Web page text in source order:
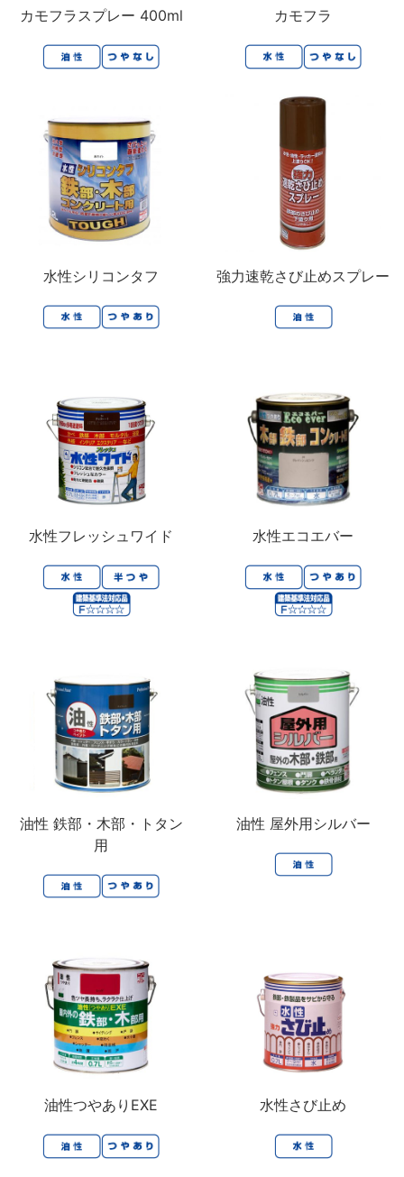
カモフラスプレー 400ml カモフラ
水性シリコンタフ 強力速乾さび止めスプレー
水性フレッシュワイド 水性エコエバー
油性 鉄部・木部・トタン
用
油性 屋外用シルバー
油性つやありEXE 水性さび止め